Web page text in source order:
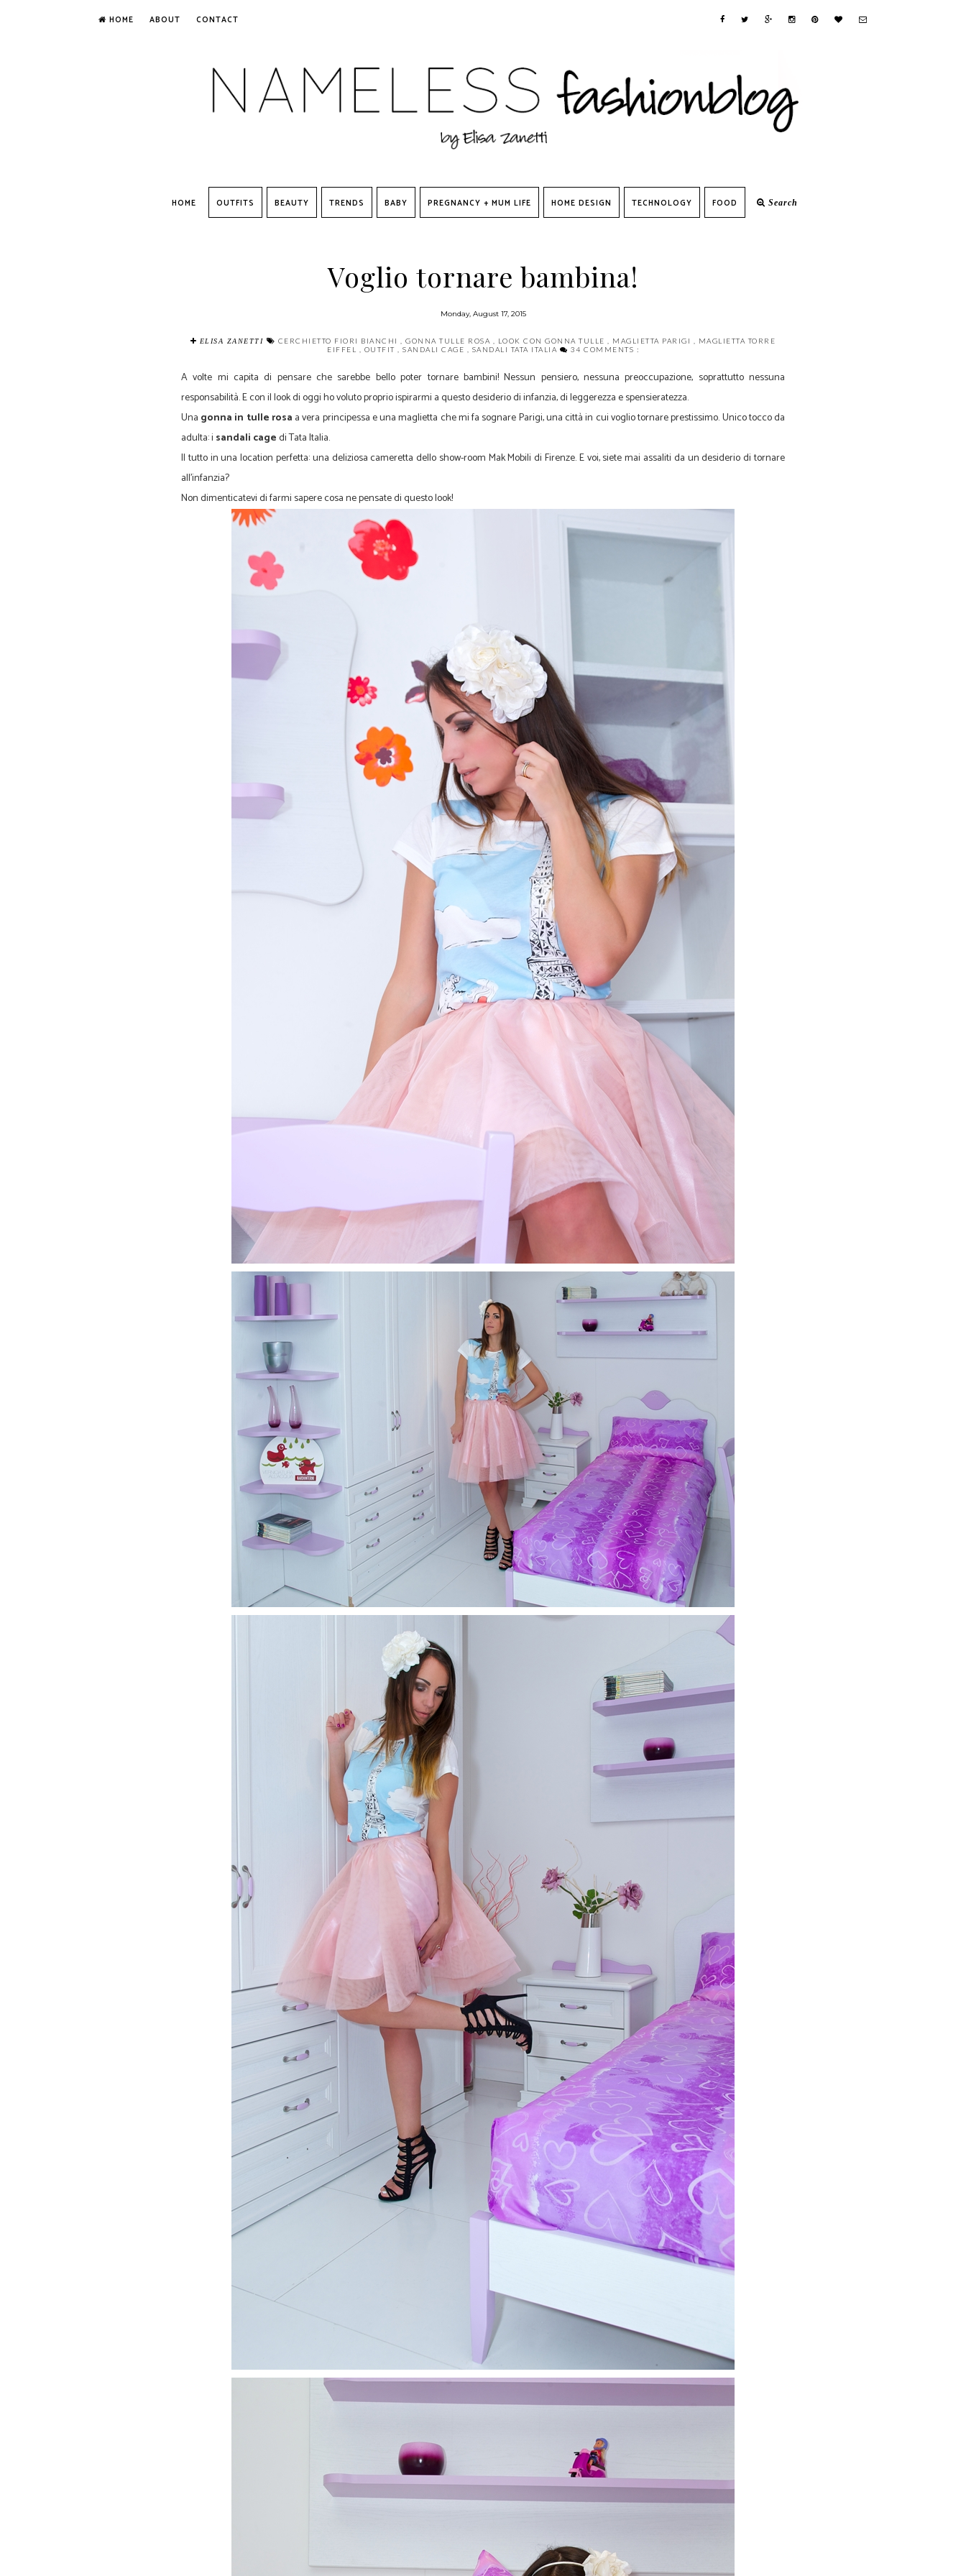
HOME ABOUT CONTACT
HOME OUTFITS BEAUTY TRENDS BABY PREGNANCY + MUM LIFE HOME DESIGN TECHNOLOGY FOOD Search
Voglio tornare bambina!
Monday, August 17, 2015
ELISA ZANETTI CERCHIETTO FIORI BIANCHI ,GONNA TULLE ROSA LOOK CON GONNA TULLE MAGLIETTA PARIGI
MAGLIETTA TORRE
EIFFEL
OUTFIT SANDALI CAGE SANDALI TATA ITALIA 34 COMMENTS :
A volte mi capita di pensare che sarebbe bello poter tornare bambini! Nessun pensiero, nessuna preoccupazione, soprattutto nessuna
responsabilità. E con il look di oggi ho voluto proprio ispirarmi a questo desiderio di infanzia, di leggerezza e spensieratezza.
Una gonna in tulle rosa a vera principessa e una maglietta che mi fa sognare Parigi, una città in cui voglio tornare prestissimo. Unico tocco da
adulta: i sandali cagedi Tata Italia.
Il tutto in una location perfetta: una deliziosa cameretta dello show-room Mak Mobili di Firenze. E voi, siete mai assaliti da un desiderio di tornare
all'infanzia?
Non dimenticatevi di farmi sapere cosa ne pensate di questo look!